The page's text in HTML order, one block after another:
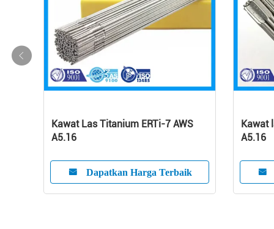
Kawat Las Titanium ERTi-7 AWS
A5.16
Dapatkan Harga Terbaik
Kawat
A5.16